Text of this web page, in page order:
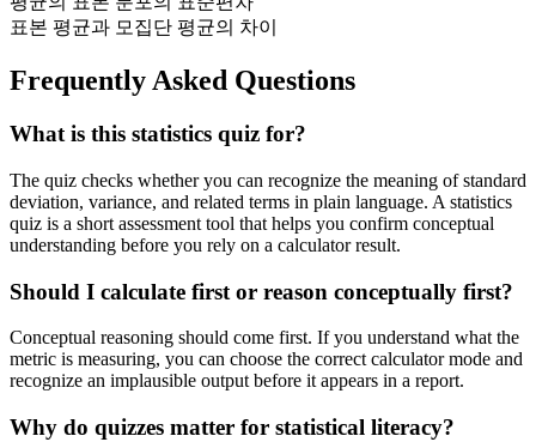
표본 평균과 모집단 평균의 차이
Frequently Asked Questions
What is this statistics quiz for?
The quiz checks whether you can recognize the meaning of standard
deviation, variance, and related terms in plain language. A statistics
quiz is a short assessment tool that helps you confirm conceptual
understanding before you rely on a calculator result.
Should I calculate first or reason conceptually first?
Conceptual reasoning should come first. If you understand what the
metric is measuring, you can choose the correct calculator mode and
recognize an implausible output before it appears in a report.
Why do quizzes matter for statistical literacy?